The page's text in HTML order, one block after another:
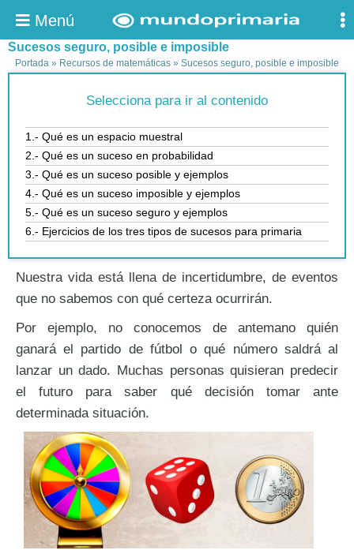
Menú
Sucesos seguro, posible e imposible
Portada » Recursos de matemáticas » Sucesos seguro, posible e imposible
Selecciona para ir al contenido
1.- Qué es un espacio muestral
2.- Qué es un suceso en probabilidad
3.- Qué es un suceso posible y ejemplos
4.- Qué es un suceso imposible y ejemplos
5.- Qué es un suceso seguro y ejemplos
6.- Ejercicios de los tres tipos de sucesos para primaria
Nuestra vida está llena de incertidumbre, de eventos
que no sabemos con qué certeza ocurrirán.
Por ejemplo, no conocemos de antemano quién
ganará el partido de fútbol o qué número saldrá al
lanzar un dado. Muchas personas quisieran predecir
el futuro para saber qué decisión tomar ante
determinada situación.